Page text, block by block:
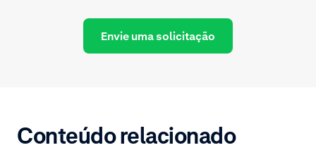
Envie uma solicitação
Conteúdo relacionado